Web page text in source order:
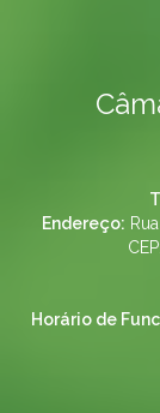
Endereço:
Horário de